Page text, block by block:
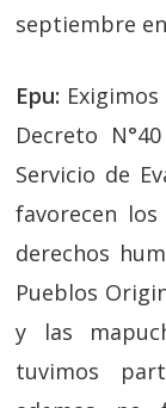
septiembre
Epu:
Decreto
Servicio de
favorecen
derechos
Pueblos
y las
tuvimos